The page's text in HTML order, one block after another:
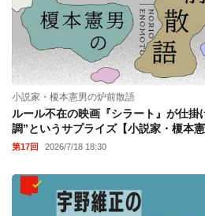
小説家・榎本憲男の炉前散語
ルール不在の映画『シラート』が仕掛
調”というサプライズ【小説家・榎本憲
第17回 2026/7/18 18:30